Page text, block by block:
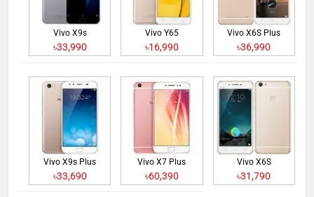
Vivo X9s
৳33,990
Vivo Y65
৳16,990
Vivo X6S Plus
৳36,990
Vivo X9s Plus
৳33,690
Vivo X7 Plus
৳60,390
Vivo X6S
৳31,790